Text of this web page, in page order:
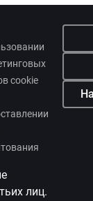
cookie
лиц.